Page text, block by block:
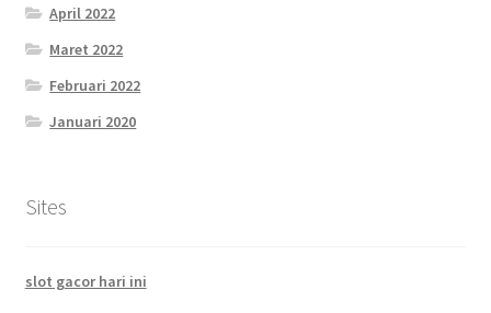
April 2022
Maret 2022
Februari 2022
Januari 2020
Sites
slot gacor hari ini